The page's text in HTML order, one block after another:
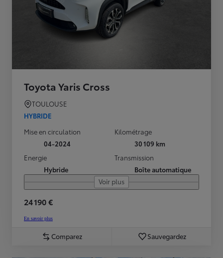
Toyota Yaris Cross
TOULOUSE
HYBRIDE
Mise en circulation
04-2024
Kilométrage
30 109 km
Energie
Hybride
Transmission
Boîte automatique
Voir plus
24 190 €
En savoir plus
Comparez Sauvegardez